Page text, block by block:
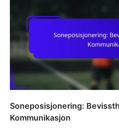
Soneposisjonering:
Kommunikasjon